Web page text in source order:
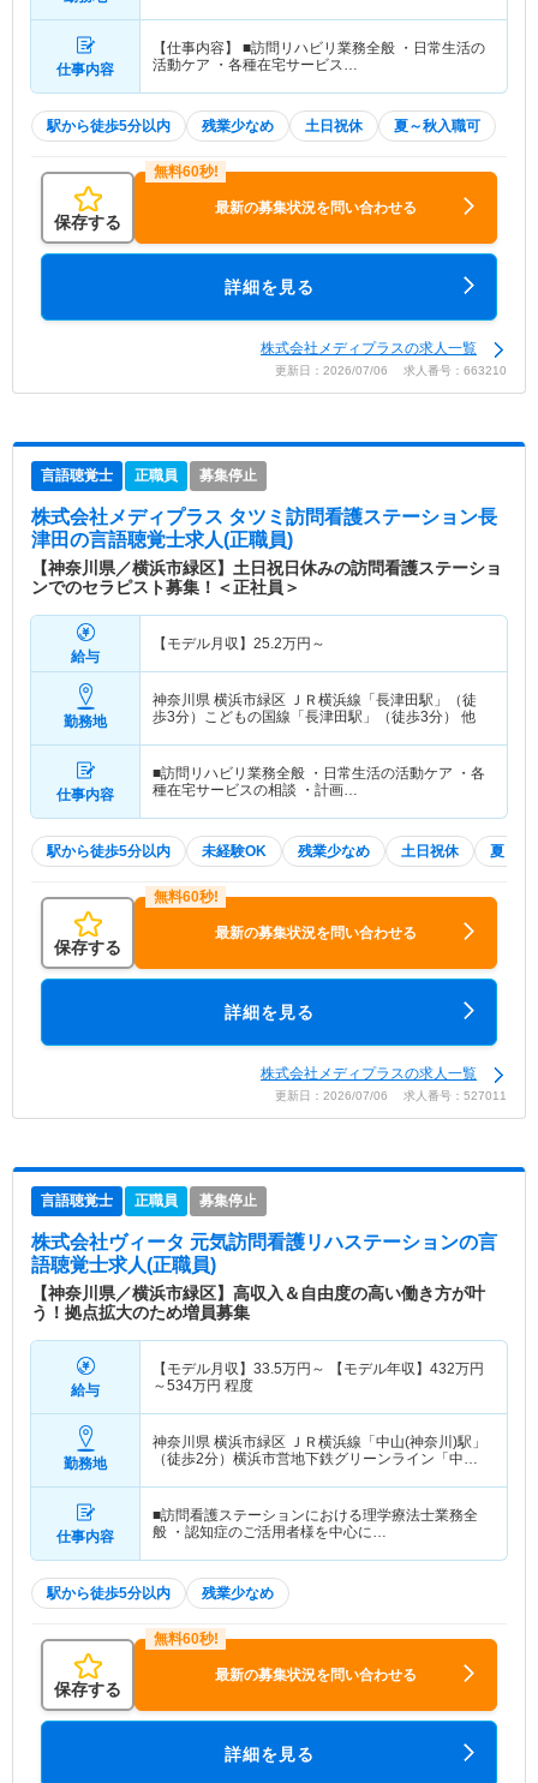
仕事内容
【仕事内容】 ■訪問リハビリ業務全般 ・日常生活の
活動ケア ・各種在宅サービス…
駅から徒歩5分以内 残業少なめ 土日祝休 夏～秋入職可
保存する
最新の募集状況を問い合わせる
詳細を見る
株式会社メディプラスの求人一覧
更新日：2026/07/06 求人番号：663210
言語聴覚士 正職員 募集停止
株式会社メディプラス タツミ訪問看護ステーション長
津田の言語聴覚士求人(正職員)
【神奈川県／横浜市緑区】土日祝日休みの訪問看護ステーショ
ンでのセラピスト募集！＜正社員＞
給与
【モデル月収】 25.2万円～
勤務地
神奈川県 横浜市緑区 ＪＲ横浜線「長津田駅」（徒
歩3分）こどもの国線「長津田駅」（徒歩3分） 他
仕事内容
■訪問リハビリ業務全般 ・日常生活の活動ケア ・各
種在宅サービスの相談 ・計画…
駅から徒歩5分以内 未経験OK 残業少なめ 土日祝休 夏～秋
保存する
最新の募集状況を問い合わせる
詳細を見る
株式会社メディプラスの求人一覧
更新日：2026/07/06 求人番号：527011
言語聴覚士 正職員 募集停止
株式会社ヴィータ 元気訪問看護リハステーションの言
語聴覚士求人(正職員)
【神奈川県／横浜市緑区】高収入＆自由度の高い働き方が叶
う！拠点拡大のため増員募集
給与
【モデル月収】 33.5万円～ 【モデル年収】 432万円
～534万円 程度
勤務地
神奈川県 横浜市緑区 ＪＲ横浜線「中山(神奈川)駅」
（徒歩2分）横浜市営地下鉄グリーンライン「中山
仕事内容
■訪問看護ステーションにおける理学療法士業務全
般 ・認知症のご活用者様を中心に…
駅から徒歩5分以内 残業少なめ
保存する
最新の募集状況を問い合わせる
詳細を見る